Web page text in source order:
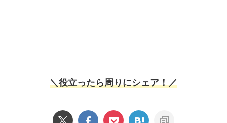
＼役立ったら周りにシェア！／